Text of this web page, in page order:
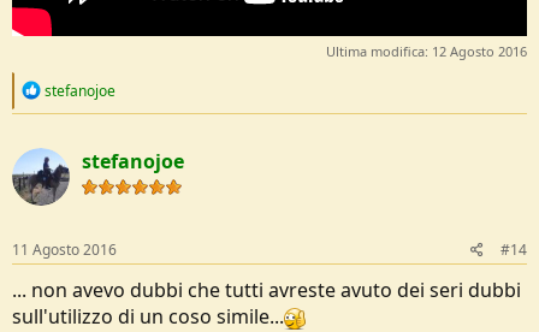
Ultima modifica: 12 Agosto 2016
R
c
t
i
o
s
:
stefanojoe
stefanojoe
11 Agosto 2016 #14
... non avevo dubbi che tutti avreste avuto dei seri dubbi
sull'utilizzo di un coso simile...